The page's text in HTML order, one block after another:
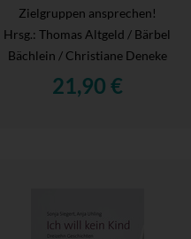
Zielgruppen ansprechen!
Hrsg.: Thomas Altgeld / Bärbel
Bächlein / Christiane Deneke
21,90 €